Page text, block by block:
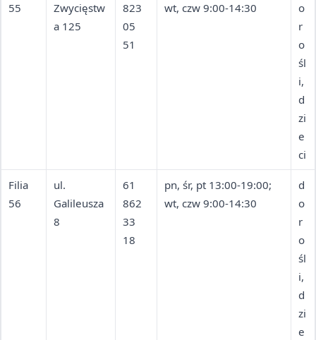
55
Zwycięstw
a 125
823
05
51
wt, czw 9:00-14:30
o
r
o
śl
i,
d
zi
e
ci
Filia
56
ul.
Galileusza
8
61
862
33
18
pn, śr, pt 13:00-19:00;
wt, czw 9:00-14:30
d
o
r
o
śl
i,
d
zi
e